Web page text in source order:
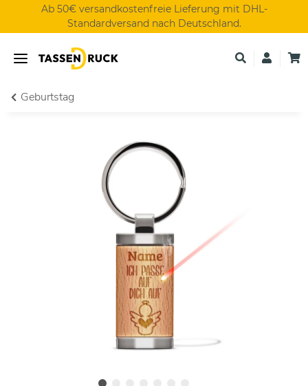
Ab 50€ versandkostenfreie Lieferung mit DHL-
Standardversand nach Deutschland.
Geburtstag